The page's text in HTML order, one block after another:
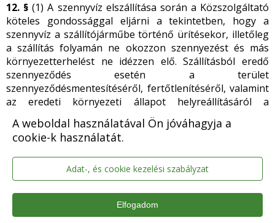
A weboldal használatával Ön jóváhagyja a
cookie-k használatát.
Adat-, és cookie kezelési szabályzat
Elfogadom
12. §(1) A szennyvíz elszállítása során a Közszolgáltató
köteles gondossággal eljárni a tekintetben, hogy a
szennyvíz a szállítójárműbe történő ürítésekor, illetőleg
a szállítás folyamán ne okozzon szennyezést és más
környezetterhelést ne idézzen elő. Szállításból eredő
szennyeződés esetén a terület
szennyeződésmentesítéséről, fertőtlenítéséről, valamint
az eredeti környezeti állapot helyreállításáról a
Közszolgáltató köteles gondoskodni.
(2) A nem közművel összegyűjtött háztartási szennyvizet
csak a jelen rendelet szerinti ártalmatlanító helyen
szabad leereszteni és ártalmatlanítani.
9. Adatszolgáltatási- és nyilvántartási